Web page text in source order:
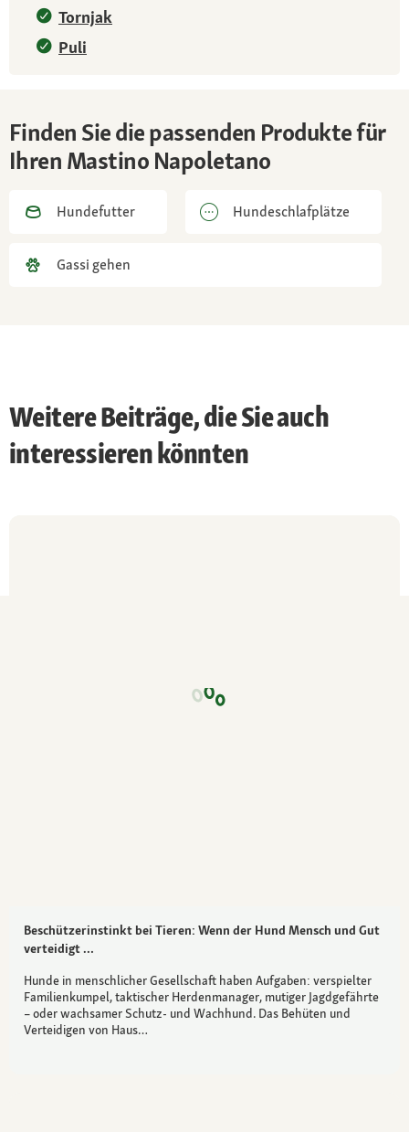
Tornjak
Puli
Finden Sie die passenden Produkte für
Ihren Mastino Napoletano
Hundefutter Hundeschlafplätze
Gassi gehen
Weitere Beiträge, die Sie auch
interessieren könnten
Beschützerinstinkt bei Tieren: Wenn der Hund Mensch und Gut
verteidigt …
Hunde in menschlicher Gesellschaft haben Aufgaben: verspielter
Familienkumpel, taktischer Herdenmanager, mutiger Jagdgefährte
– oder wachsamer Schutz- und Wachhund. Das Behüten und
Verteidigen von Haus…